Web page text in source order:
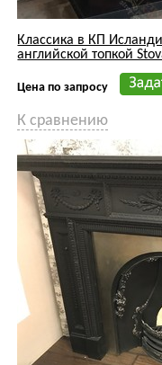
Английский чугунный
топкой Adelaide в
Цена по запросу
К сравнению